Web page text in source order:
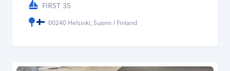
FIRST 35
00240 Helsinki, Suomi / Finland